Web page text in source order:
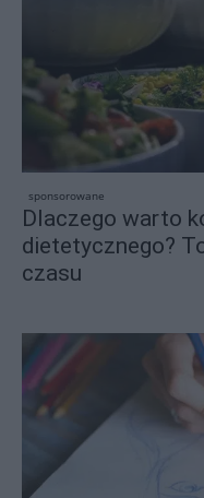
sponsorowane
Dlaczego warto
dietetycznego?
czasu